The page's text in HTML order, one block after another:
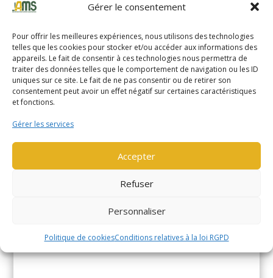
Gérer le consentement
Pour offrir les meilleures expériences, nous utilisons des technologies
telles que les cookies pour stocker et/ou accéder aux informations des
appareils. Le fait de consentir à ces technologies nous permettra de
traiter des données telles que le comportement de navigation ou les ID
uniques sur ce site. Le fait de ne pas consentir ou de retirer son
consentement peut avoir un effet négatif sur certaines caractéristiques
et fonctions.
Gérer les services
Accepter
Refuser
Personnaliser
Politique de cookiesConditions relatives à la loi RGPD
YALE MS14XIL (2510)